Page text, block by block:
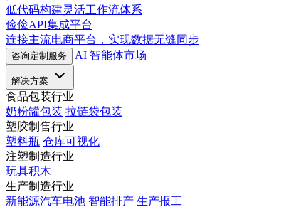
低代码构建灵活工作流体系
俭俭API集成平台
连接主流电商平台，实现数据无缝同步
咨询定制服务 AI 智能体市场
解决方案
食品包装行业
奶粉罐包装 拉链袋包装
塑胶制售行业
塑料瓶 仓库可视化
注塑制造行业
玩具积木
生产制造行业
新能源汽车电池 智能排产 生产报工